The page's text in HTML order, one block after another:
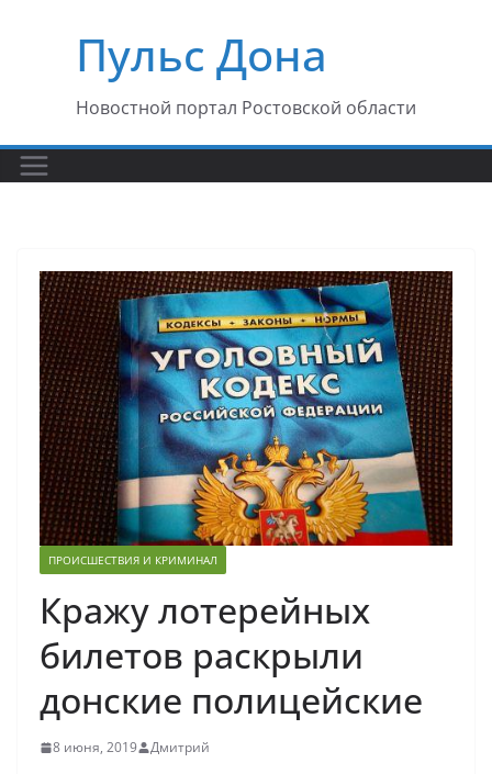
содержимомуПульс Дона
Новостной портал Ростовской области
ПРОИСШЕСТВИЯ И КРИМИНАЛ
Кражу лотерейных
билетов раскрыли
донские полицейские
8 июня, 2019 Дмитрий